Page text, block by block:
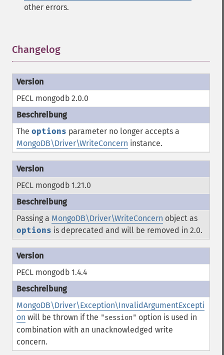
other errors.
Changelog
PECL mongodb 2.0.0
The options parameter no longer accepts a
MongoDB\Driver\WriteConcern instance.
PECL mongodb 1.21.0
Passing a MongoDB\Driver\WriteConcern object as
options is deprecated and will be removed in 2.0.
PECL mongodb 1.4.4
MongoDB\Driver\Exception\InvalidArgumentExcepti
on will be thrown if the "session" option is used in
combination with an unacknowledged write
concern.